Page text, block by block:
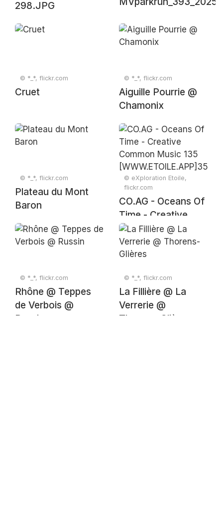
298.JPG
© *_*, flickr.com
Cruet
© *_*, flickr.com
Aiguille Pourrie @
Chamonix
© *_*, flickr.com
Plateau du Mont
Baron
© eXploration Etoile,
flickr.com
CO.AG - Oceans Of
Time - Creative
Common Music 135
© *_*, flickr.com
Rhône @ Teppes
de Verbois @
Russin
© *_*, flickr.com
La Fillière @ La
Verrerie @
Thorens-Glières